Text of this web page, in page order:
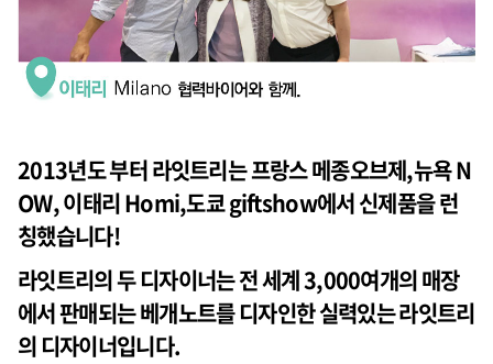
2013년도 부터 라잇트리는 프랑스 메종오브제,뉴욕 N
OW, 이태리 Homi,도쿄 giftshow에서 신제품을 런
칭했습니다!
라잇트리의 두 디자이너는 전 세계 3,000여개의 매장
에서 판매되는 베개노트를 디자인한 실력있는 라잇트리
의 디자이너입니다.